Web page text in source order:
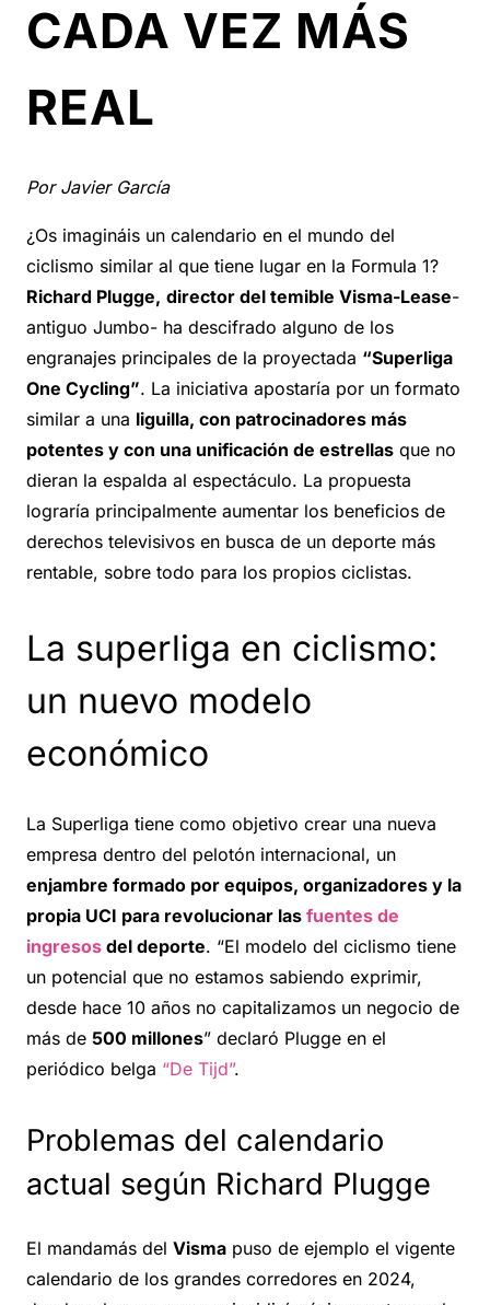
CADA VEZ MÁS
REAL
Por Javier García
¿Os imagináis un calendario en el mundo del
ciclismo similar al que tiene lugar en la Formula 1?
Richard Plugge, director del temible Visma-Lease-
antiguo Jumbo- ha descifrado alguno de los
engranajes principales de la proyectada “Superliga
One Cycling”. La iniciativa apostaría por un formato
similar a una liguilla, con patrocinadores más
potentes y con una unificación de estrellas que no
dieran la espalda al espectáculo. La propuesta
lograría principalmente aumentar los beneficios de
derechos televisivos en busca de un deporte más
rentable, sobre todo para los propios ciclistas.
La superliga en ciclismo:
un nuevo modelo
económico
La Superliga tiene como objetivo crear una nueva
empresa dentro del pelotón internacional, un
enjambre formado por equipos, organizadores y la
propia UCI para revolucionar las fuentes de
ingresos del deporte. “El modelo del ciclismo tiene
un potencial que no estamos sabiendo exprimir,
desde hace 10 años no capitalizamos un negocio de
más de 500 millones” declaró Plugge en el
periódico belga “De Tijd”.
Problemas del calendario
actual según Richard Plugge
El mandamás del Visma puso de ejemplo el vigente
calendario de los grandes corredores en 2024,